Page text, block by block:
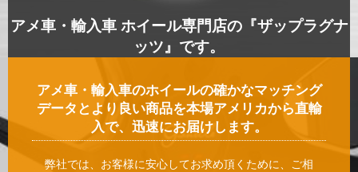
アメ車・輸入車 ホイール専門店の『ザップラグナ
ッツ』です。
アメ車・輸入車のホイールの確かなマッチング
データとより良い商品を本場アメリカから直輸
入で、迅速にお届けします。
弊社では、お客様に安心してお求め頂くために、ご相